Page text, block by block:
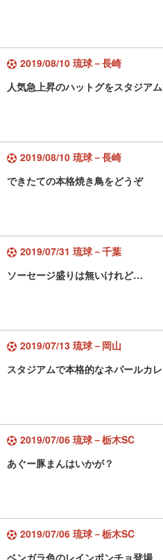
2019/08/10 琉球－長崎
人気急上昇のハットグをスタジア
2019/08/10 琉球－長崎
できたての本格焼き鳥をどうぞ
2019/07/31 琉球－千葉
ソーセージ盛りは無いけれど…
2019/07/13 琉球－岡山
スタジアムで本格的なネパールカ
2019/07/06 琉球－栃木SC
あぐー豚まんはいかが？
2019/07/06 琉球－栃木SC
ベンガラ色のレインポンチョ登場